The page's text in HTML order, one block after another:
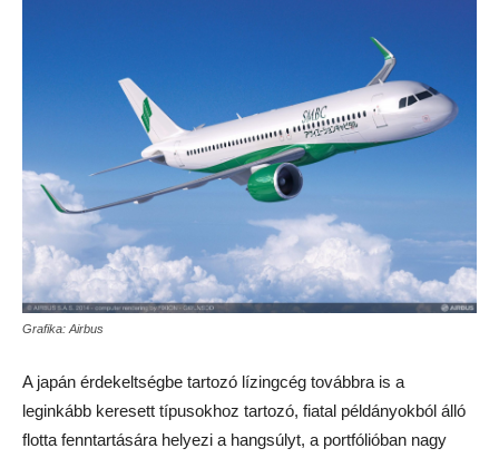
Grafika: Airbus
A japán érdekeltségbe tartozó lízingcég továbbra is a
leginkább keresett típusokhoz tartozó, fiatal példányokból álló
flotta fenntartására helyezi a hangsúlyt, a portfólióban nagy